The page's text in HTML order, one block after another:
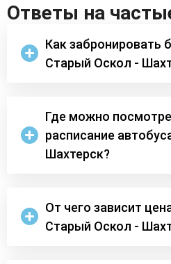
Ответы на
Как забронировать
Старый Оскол -
Где можно
расписание
Шахтерск?
От чего зависит
Старый Оскол -